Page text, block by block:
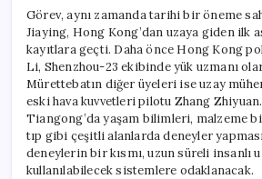
Görev, aynı zamanda tarihi bir öneme
Jiaying, Hong Kong’dan uzaya giden ilk
kayıtlara geçti. Daha önce Hong Kong
Li, Shenzhou-23 ekibinde yük uzmanı
Mürettebatın diğer üyeleri ise uzay
eski hava kuvvetleri pilotu Zhang
Tiangong’da yaşam bilimleri, malzeme
tıp gibi çeşitli alanlarda deneyler
deneylerin bir kısmı, uzun süreli insanlı
kullanılabilecek sistemlere odaklanacak.